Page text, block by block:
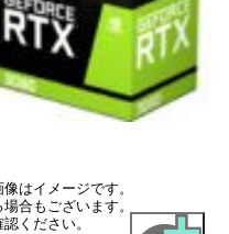
はイメージです。
合もございます。
ください。